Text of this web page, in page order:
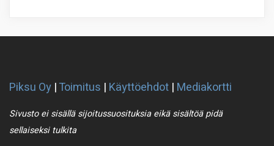
Piksu Oy |Toimitus | Käyttöehdot | Mediakortti
Sivusto ei sisällä sijoitussuosituksia eikä sisältöä pidä
sellaiseksi tulkita